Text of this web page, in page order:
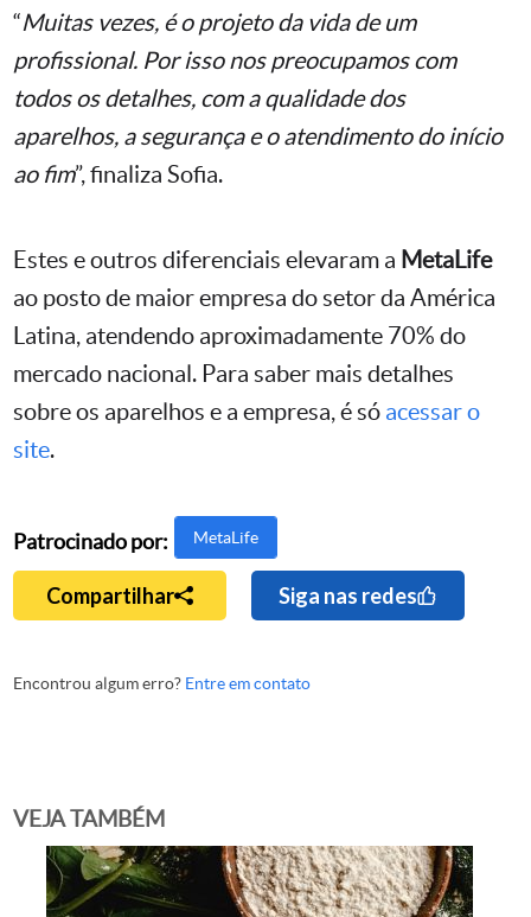
“Muitas vezes, é o projeto da vida de um
profissional. Por isso nos preocupamos com
todos os detalhes, com a qualidade dos
aparelhos, a segurança e o atendimento do início
ao fim”, finaliza Sofia.
Estes e outros diferenciais elevaram a MetaLife
ao posto de maior empresa do setor da América
Latina, atendendo aproximadamente 70% do
mercado nacional. Para saber mais detalhes
sobre os aparelhos e a empresa, é só acessar o
site.
Patrocinado por: MetaLife
Compartilhar Siga nas redes
Encontrou algum erro? Entre em contato
VEJA TAMBÉM